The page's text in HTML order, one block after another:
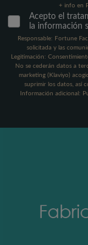
+ info en
Acepto el
la información
Responsable: Fortune
solicitada y las
Legitimación:
No se cederán datos a
marketing (Klaviyo)
suprimir los datos, así
Información adicional: